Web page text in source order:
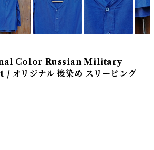
Color Russian Military
リジナル 後染め スリーピング